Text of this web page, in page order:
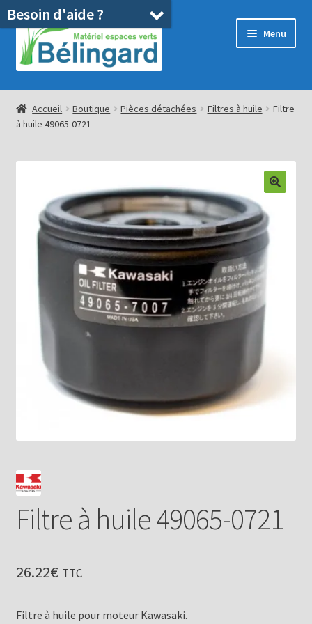
Aller
la
Aller
au
contenu
Menu
Accueil
Boutique
Location
Pièces détachées/SAV
Ouvrir
Occasions
Accueil Boutique Pièces détachées Filtres à huile
Filtre
à huile 49065-0721
Filtre à huile 49065-0721
26.22€ TTC
Filtre à huile pour moteur Kawasaki.
Besoin d'aide ?